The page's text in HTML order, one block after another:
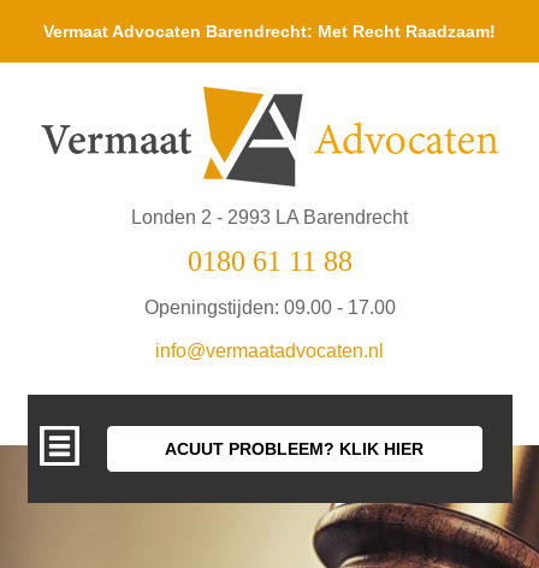
Vermaat Advocaten Barendrecht: Met Recht Raadzaam!
Londen 2 - 2993 LA Barendrecht
0180 61 11 88
Openingstijden: 09.00 - 17.00
info@vermaatadvocaten.nl
ACUUT PROBLEEM? KLIK HIER